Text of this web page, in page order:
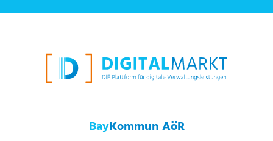
BayKommun AöR